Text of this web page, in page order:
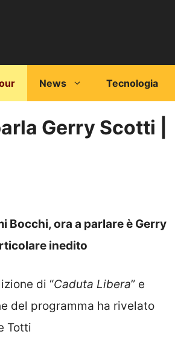
News Tecnologia
Gerry Scotti |
Bocchi, ora a parlare è Gerry
inedito
di “Caduta Libera” e
del programma ha rivelato
Totti